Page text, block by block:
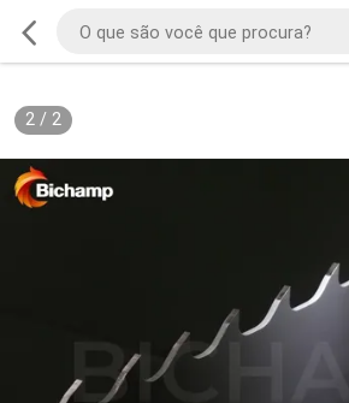
2/ 2